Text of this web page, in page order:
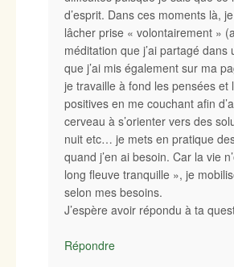
d’esprit. Dans ces moments là,
lâcher prise « volontairement »
méditation que j’ai partagé dans
que j’ai mis également sur ma
je travaille à fond les pensées et
positives en me couchant afin
cerveau à s’orienter vers des
nuit etc… je mets en pratique
quand j’en ai besoin. Car la vie
long fleuve tranquille », je
selon mes besoins.
J’espère avoir répondu à ta
Répondre